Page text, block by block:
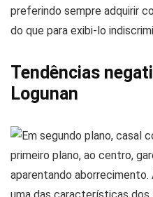
preferindo sempre adquirir
do que para exibi-lo
Tendências
Logunan